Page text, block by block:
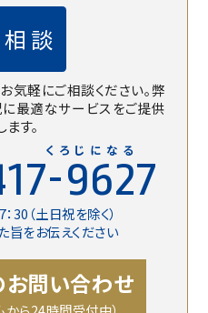
談
気軽にご相談ください。弊
最適なサービスをご提供
す。
9627
30（土日祝を除く）
旨をお伝えください
くろじになる
お問い合わせ